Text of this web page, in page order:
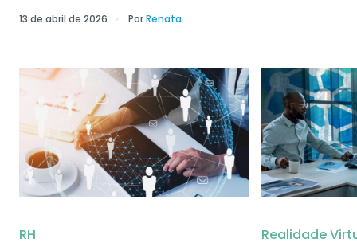
13 de abril de 2026 PorRenata
RH Realidade